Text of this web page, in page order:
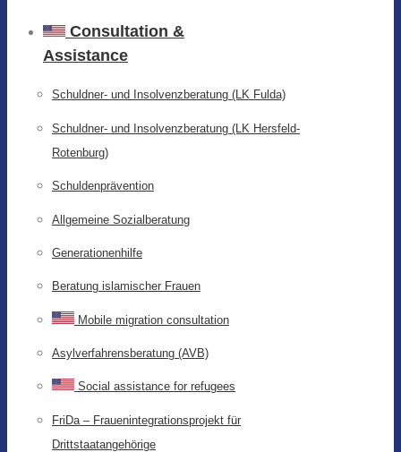
Consultation &
Assistance
Schuldner- und Insolvenzberatung (LK Fulda)
Schuldner- und Insolvenzberatung (LK Hersfeld-
Rotenburg)
Schuldenprävention
Allgemeine Sozialberatung
Generationenhilfe
Beratung islamischer Frauen
Mobile migration consultation
Asylverfahrensberatung (AVB)
Social assistance for refugees
FriDa – Frauenintegrationsprojekt für
Drittstaatangehörige